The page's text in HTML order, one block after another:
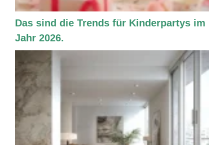
Das sind die Trends für Kinderpartys im
Jahr 2026.